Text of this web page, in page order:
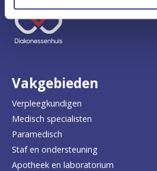
terug
naar
homepage
Vakgebieden
Verpleegkundigen
Medisch specialisten
Paramedisch
Staf en ondersteuning
Apotheek en laboratorium